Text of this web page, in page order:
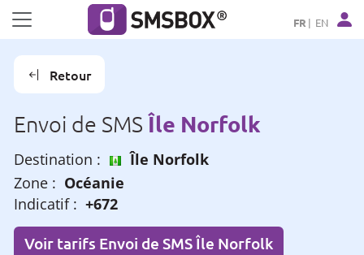
Panneau de gestion des cookies
FR EN
Retour
Envoi de SMS Île Norfolk
Destination :
Île Norfolk
Zone : Océanie
Indicatif : +672
Voir tarifs Envoi de SMS Île Norfolk